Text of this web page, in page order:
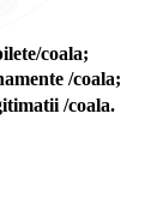
coala;
/coala;
/coala.